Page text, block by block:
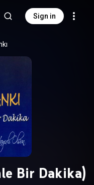
Sign in
Bir Dakika)